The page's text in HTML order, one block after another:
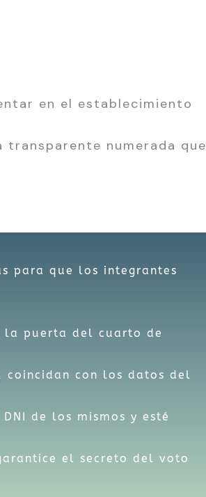
en el establecimiento
numerada que
para que los integrantes
la puerta del cuarto de
coincidan con los datos del
de los mismos y esté
el secreto del voto